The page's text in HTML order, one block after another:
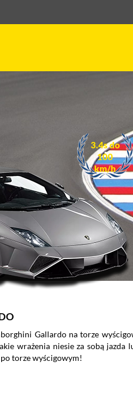
3.4s do
100
km/h
Gallardo na torze
wrażenia niesie za sobą
torze wyścigowym!